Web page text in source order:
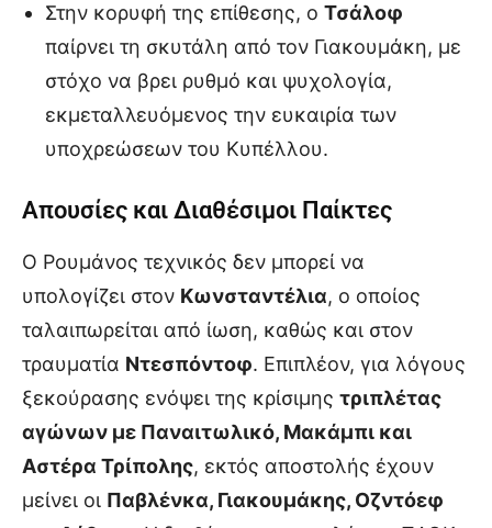
Στην κορυφή της επίθεσης, ο Τσάλοφ
παίρνει τη σκυτάλη από τον Γιακουμάκη, με
στόχο να βρει ρυθμό και ψυχολογία,
εκμεταλλευόμενος την ευκαιρία των
υποχρεώσεων του Κυπέλλου.
Απουσίες και Διαθέσιμοι Παίκτες
Ο Ρουμάνος τεχνικός δεν μπορεί να
υπολογίζει στον Κωνσταντέλια, ο οποίος
ταλαιπωρείται από ίωση, καθώς και στον
τραυματία Ντεσπόντοφ. Επιπλέον, για λόγους
ξεκούρασης ενόψει της κρίσιμης τριπλέτας
αγώνων με Παναιτωλικό, Μακάμπι και
Αστέρα Τρίπολης, εκτός αποστολής έχουν
μείνει οι Παβλένκα, Γιακουμάκης, Οζντόεφ